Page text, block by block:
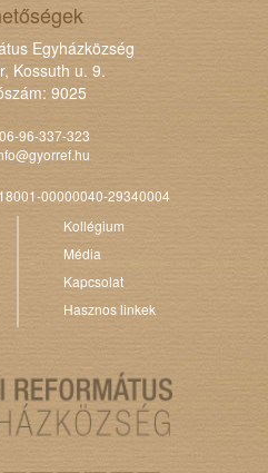
Egyházközség
Kossuth u. 9.
9025
96-337-323
00000040-29340004
Kollégium
Média
Kapcsolat
Hasznos linkek